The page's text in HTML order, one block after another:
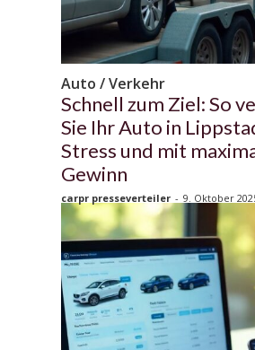
Auto / Verkehr
Schnell zum Ziel: So
Sie Ihr Auto in
Stress und mit
Gewinn
carpr presseverteiler - 9. Oktober